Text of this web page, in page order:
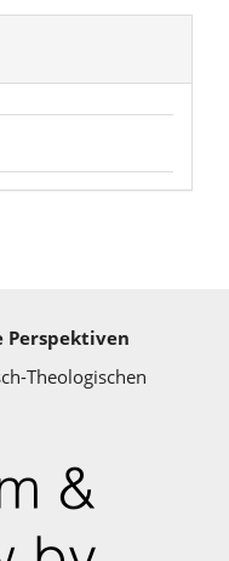
Perspektiven
Theologischen